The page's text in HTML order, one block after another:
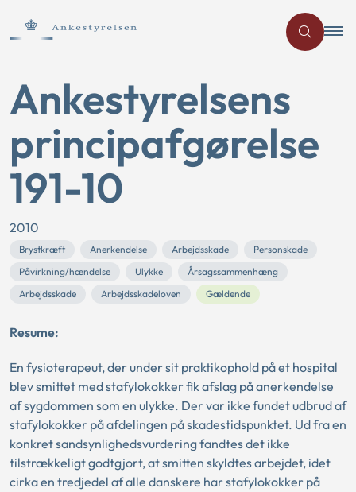
Ankestyrelsens
principafgørelse
191-10
2010
Brystkræft Anerkendelse Arbejdsskade
Personskade
Påvirkning/hændelse
Ulykke
Årsagssammenhæng
Arbejdsskade
Arbejdsskadeloven Gældende
Resume:
En fysioterapeut, der under sit praktikophold på et hospital
blev smittet med stafylokokker fik afslag på anerkendelse
af sygdommen som en ulykke. Der var ikke fundet udbrud af
stafylokokker på afdelingen på skadestidspunktet. Ud fra en
konkret sandsynlighedsvurdering fandtes det ikke
tilstrækkeligt godtgjort, at smitten skyldtes arbejdet, idet
cirka en tredjedel af alle danskere har stafylokokker på